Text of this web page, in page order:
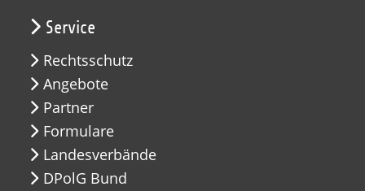
Service
Rechtsschutz
Angebote
Partner
Formulare
Landesverbände
DPolG Bund